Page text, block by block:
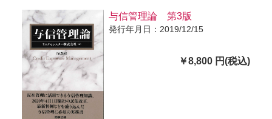
与信管理論 第3版
発行年月日：2019/12/15
￥8,800 円(税込)